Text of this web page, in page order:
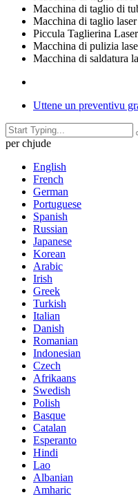
Macchina di taglio di
Macchina di taglio
Piccula Taglierina
Macchina di pulizia
Macchina di saldatura
Uttene un preventivu
per chjude
English
French
German
Portuguese
Spanish
Russian
Japanese
Korean
Arabic
Irish
Greek
Turkish
Italian
Danish
Romanian
Indonesian
Czech
Afrikaans
Swedish
Polish
Basque
Catalan
Esperanto
Hindi
Lao
Albanian
Amharic